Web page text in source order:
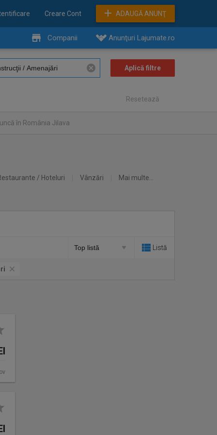
Creare Cont ADAUGĂ ANUNŢ
Companii Anunţuri Lajumate.ro
Resetează
în România Jilava
/ Hoteluri Vânzări Mai multe...
Listă